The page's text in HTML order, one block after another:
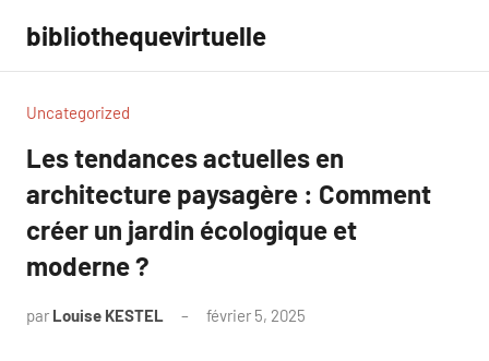
contenu
bibliothequevirtuelle
Uncategorized
Les tendances actuelles en
architecture paysagère : Comment
créer un jardin écologique et
moderne ?
par Louise KESTEL février 5, 2025